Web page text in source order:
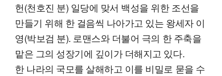
헌(천호진 분) 일당에 맞서 백성을 위한 조선을
만들기 위해 한 걸음씩 나아가고 있는 왕세자 이
영(박보검 분). 로맨스와 더불어 극의 한 주축을
맡은 그의 성장기에 깊이가 더해지고 있다.
한 나라의 국모를 살해하고 이를 비밀로 묻을 수